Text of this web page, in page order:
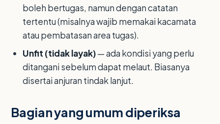
boleh bertugas, namun dengan catatan
tertentu (misalnya wajib memakai kacamata
atau pembatasan area tugas).
Unfit (tidak layak)— ada kondisi yang perlu
ditangani sebelum dapat melaut. Biasanya
disertai anjuran tindak lanjut.
Bagian yang umum diperiksa